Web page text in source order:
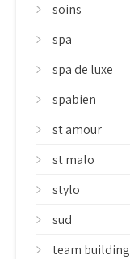
soins
spa
spa de luxe
spabien
st amour
st malo
stylo
sud
team building